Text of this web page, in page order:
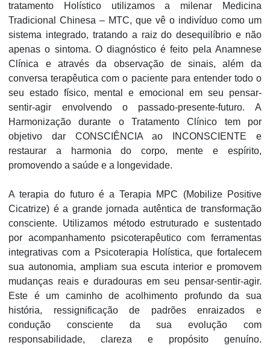
tratamento Holístico utilizamos a milenar Medicina
Tradicional Chinesa – MTC, que vê o indivíduo como um
sistema integrado, tratando a raiz do desequilíbrio e não
apenas o sintoma. O diagnóstico é feito pela Anamnese
Clínica e através da observação de sinais, além da
conversa terapêutica com o paciente para entender todo o
seu estado físico, mental e emocional em seu pensar-
sentir-agir envolvendo o passado-presente-futuro. A
Harmonização durante o Tratamento Clínico tem por
objetivo dar CONSCIÊNCIA ao INCONSCIENTE e
restaurar a harmonia do corpo, mente e espírito,
promovendo a saúde e a longevidade.
A terapia do futuro é a Terapia MPC (Mobilize Positive
Cicatrize) é a grande jornada autêntica de transformação
consciente. Utilizamos método estruturado e sustentado
por acompanhamento psicoterapêutico com ferramentas
integrativas com a Psicoterapia Holística, que fortalecem
sua autonomia, ampliam sua escuta interior e promovem
mudanças reais e duradouras em seu pensar-sentir-agir.
Este é um caminho de acolhimento profundo da sua
história, ressignificação de padrões enraizados e
condução consciente da sua evolução com
responsabilidade, clareza e propósito genuíno.